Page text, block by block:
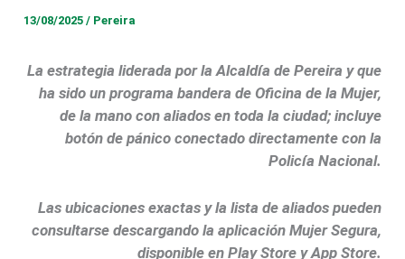
13/08/2025/ Pereira
La estrategia liderada por la Alcaldía de Pereira y que
ha sido un programa bandera de Oficina de la Mujer,
de la mano con aliados en toda la ciudad; incluye
botón de pánico conectado directamente con la
Policía Nacional.
Las ubicaciones exactas y la lista de aliados pueden
consultarse descargando la aplicación Mujer Segura,
disponible en Play Store y App Store.